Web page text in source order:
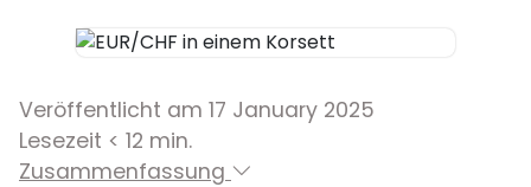
Veröffentlicht am 17 January 2025
Lesezeit < 12 min.
Zusammenfassung